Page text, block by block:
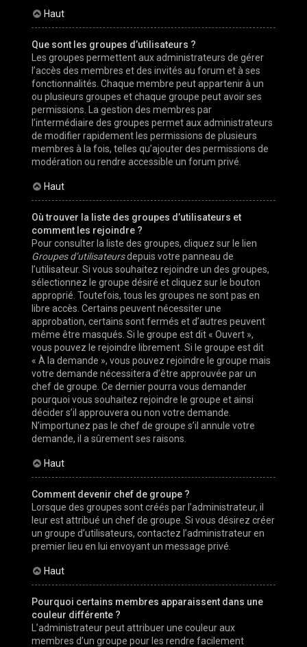
Haut
Que sont les groupes d’utilisateurs ?
Les groupes permettent aux administrateurs de gérer
l’accès des membres et des invités au forum et à ses
fonctionnalités. Chaque membre peut appartenir à un
ou plusieurs groupes et chaque groupe peut avoir ses
permissions. La gestion des membres par
l’intermédiaire des groupes permet aux administrateurs
de modifier rapidement les permissions de plusieurs
membres à la fois, telles qu’ajouter des permissions de
modération ou rendre accessible un forum privé.
Haut
Où trouver la liste des groupes d’utilisateurs et
comment les rejoindre ?
Pour consulter la liste des groupes, cliquez sur le lien
Groupes d’utilisateursdepuis votre panneau de
l’utilisateur. Si vous souhaitez rejoindre un des groupes,
sélectionnez le groupe désiré et cliquez sur le bouton
approprié. Toutefois, tous les groupes ne sont pas en
libre accès. Certains peuvent nécessiter une
approbation, certains sont fermés et d’autres peuvent
même être masqués. Si le groupe est dit « Ouvert »,
vous pouvez le rejoindre librement. Si le groupe est dit
« À la demande », vous pouvez rejoindre le groupe mais
votre demande nécessitera d’être approuvée par un
chef de groupe. Ce dernier pourra vous demander
pourquoi vous souhaitez rejoindre le groupe et ainsi
décider s’il approuvera ou non votre demande.
N’importunez pas le chef de groupe s’il annule votre
demande, il a sûrement ses raisons.
Haut
Comment devenir chef de groupe ?
Lorsque des groupes sont créés par l’administrateur, il
leur est attribué un chef de groupe. Si vous désirez créer
un groupe d’utilisateurs, contactez l’administrateur en
premier lieu en lui envoyant un message privé.
Haut
Pourquoi certains membres apparaissent dans une
couleur différente ?
L’administrateur peut attribuer une couleur aux
membres d’un groupe pour les rendre facilement